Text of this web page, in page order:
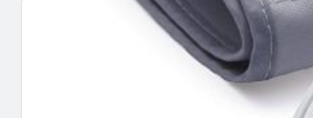
MERCADOS Y TENDENCIAS